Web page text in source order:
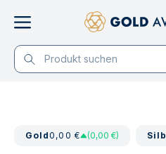
Gold0,00 € (0,00 €)